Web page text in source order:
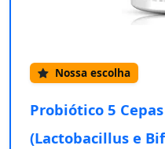
Nossa escolha
Probiótico 5
(Lactobacillus e